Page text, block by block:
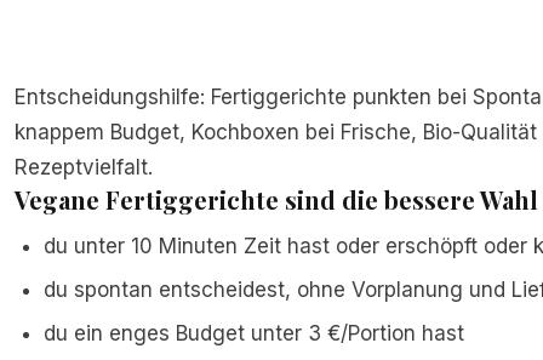
Entscheidungshilfe: Fertiggerichte punkten bei
knappem Budget, Kochboxen bei Frische, Bio-Qualität
Rezeptvielfalt.
Vegane Fertiggerichte sind die bessere Wahl
du unter 10 Minuten Zeit hast oder erschöpft oder
du spontan entscheidest, ohne Vorplanung und
du ein enges Budget unter 3 €/Portion hast